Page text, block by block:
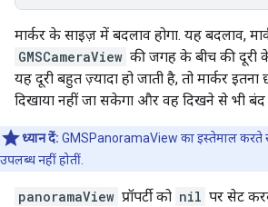
मार्कर के साइज़ में बदलाव होगा. यह बदलाव,
GMSCameraView की जगह के बीच की दूरी
यह दूरी बहुत ज़्यादा हो जाती है, तो मार्कर इतना
दिखाया नहीं जा सकेगा और वह दिखने से भी बंद
ध्यान दें: GMSPanoramaView का इस्तेमाल करते
उपलब्ध नहीं होतीं.
panoramaView प्रॉपर्टी को nil पर सेट